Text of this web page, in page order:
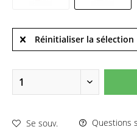
Réinitialiser la sélection
Se souv. Questions